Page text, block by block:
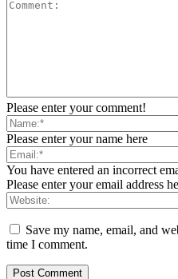
Please enter your comment!
Please enter your name here
You have entered an incorrect
Please enter your email address
Save my name, email, and
time I comment.